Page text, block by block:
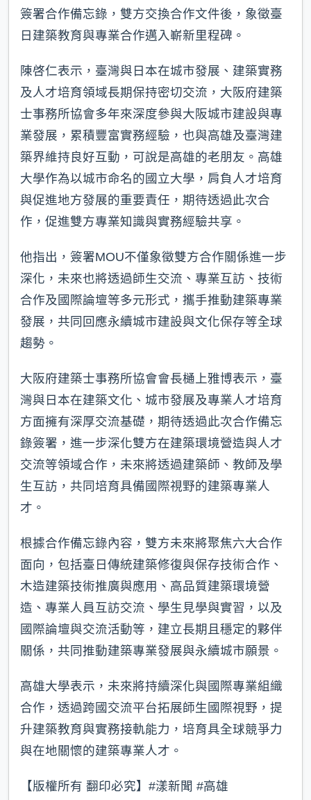
簽署合作備忘錄，雙方交換合作文件後，象徵臺
日建築教育與專業合作邁入嶄新里程碑。
陳啓仁表示，臺灣與日本在城市發展、建築實務
及人才培育領域長期保持密切交流，大阪府建築
士事務所協會多年來深度參與大阪城市建設與專
業發展，累積豐富實務經驗，也與高雄及臺灣建
築界維持良好互動，可說是高雄的老朋友。高雄
大學作為以城市命名的國立大學，肩負人才培育
與促進地方發展的重要責任，期待透過此次合
作，促進雙方專業知識與實務經驗共享。
他指出，簽署MOU不僅象徵雙方合作關係進一步
深化，未來也將透過師生交流、專業互訪、技術
合作及國際論壇等多元形式，攜手推動建築專業
發展，共同回應永續城市建設與文化保存等全球
趨勢。
大阪府建築士事務所協會會長樋上雅博表示，臺
灣與日本在建築文化、城市發展及專業人才培育
方面擁有深厚交流基礎，期待透過此次合作備忘
錄簽署，進一步深化雙方在建築環境營造與人才
交流等領域合作，未來將透過建築師、教師及學
生互訪，共同培育具備國際視野的建築專業人
才。
根據合作備忘錄內容，雙方未來將聚焦六大合作
面向，包括臺日傳統建築修復與保存技術合作、
木造建築技術推廣與應用、高品質建築環境營
造、專業人員互訪交流、學生見學與實習，以及
國際論壇與交流活動等，建立長期且穩定的夥伴
關係，共同推動建築專業發展與永續城市願景。
高雄大學表示，未來將持續深化與國際專業組織
合作，透過跨國交流平台拓展師生國際視野，提
升建築教育與實務接軌能力，培育具全球競爭力
與在地關懷的建築專業人才。
【版權所有 翻印必究】#漾新聞 #高雄